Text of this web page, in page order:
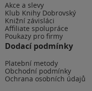
Akce a slevy
Klub Knihy Dobrovský
Knižní závisláci
Affiliate spolupráce
Poukazy pro firmy
Dodací podmínky
Platební metody
Obchodní podmínky
Ochrana osobních údajů